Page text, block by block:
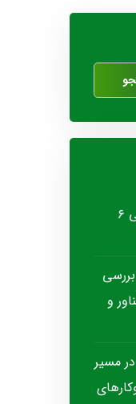
الگوهای موفق اقتصاد مردمی؛ بررسی ۶
و
مسیر